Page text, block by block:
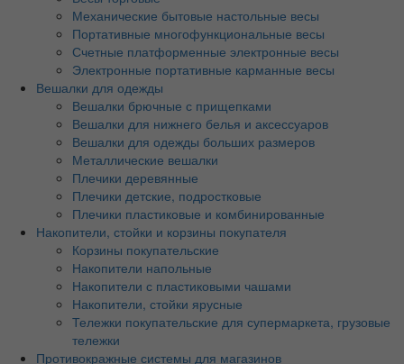
Механические бытовые настольные весы
Портативные многофункциональные весы
Счетные платформенные электронные весы
Электронные портативные карманные весы
Вешалки для одежды
Вешалки брючные с прищепками
Вешалки для нижнего белья и аксессуаров
Вешалки для одежды больших размеров
Металлические вешалки
Плечики деревянные
Плечики детские, подростковые
Плечики пластиковые и комбинированные
Накопители, стойки и корзины покупателя
Корзины покупательские
Накопители напольные
Накопители с пластиковыми чашами
Накопители, стойки ярусные
Тележки покупательские для супермаркета, грузовые
тележки
Противокражные системы для магазинов